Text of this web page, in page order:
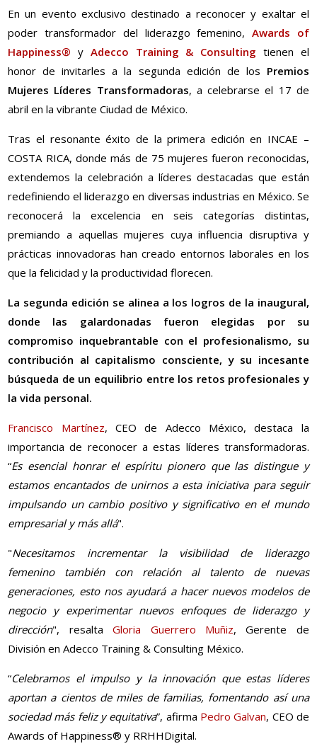
En un evento exclusivo destinado a reconocer y exaltar el
poder transformador del liderazgo femenino,Awards of
Happiness® y Adecco Training & Consulting tienen el
honor de invitarles a la segunda edición de los Premios
Mujeres Líderes Transformadoras, a celebrarse el 17 de
abril en la vibrante Ciudad de México.
Tras el resonante éxito de la primera edición en INCAE –
COSTA RICA, donde más de 75 mujeres fueron reconocidas,
extendemos la celebración a líderes destacadas que están
redefiniendo el liderazgo en diversas industrias en México. Se
reconocerá la excelencia en seis categorías distintas,
premiando a aquellas mujeres cuya influencia disruptiva y
prácticas innovadoras han creado entornos laborales en los
que la felicidad y la productividad florecen.
La segunda edición se alinea a los logros de la inaugural,
donde las galardonadas fueron elegidas por su
compromiso inquebrantable con el profesionalismo, su
contribución al capitalismo consciente, y su incesante
búsqueda de un equilibrio entre los retos profesionales y
la vida personal.
Francisco Martínez, CEO de Adecco México, destaca la
importancia de reconocer a estas líderes transformadoras.
“Es esencial honrar el espíritu pionero que las distingue y
estamos encantados de unirnos a esta iniciativa para seguir
impulsando un cambio positivo y significativo en el mundo
empresarial y más allá".
"Necesitamos incrementar la visibilidad de liderazgo
femenino también con relación al talento de nuevas
generaciones, esto nos ayudará a hacer nuevos modelos de
negocio y experimentar nuevos enfoques de liderazgo y
dirección", resaltaGloria Guerrero Muñiz, Gerente de
División en Adecco Training & Consulting México.
“Celebramos el impulso y la innovación que estas líderes
aportan a cientos de miles de familias, fomentando así una
sociedad más feliz y equitativa”, afirma Pedro Galvan, CEO de
Awards of Happiness® y RRHHDigital.